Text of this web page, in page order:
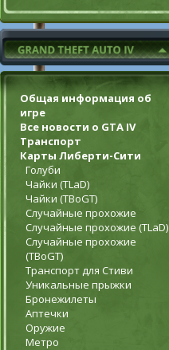
Общая информация об
игре
Все новости о GTA IV
Транспорт
Карты Либерти-Сити
Голуби
Чайки (TLaD)
Чайки (TBoGT)
Случайные прохожие
Случайные прохожие (TLaD)
Случайные прохожие
(TBoGT)
Транспорт для Стиви
Уникальные прыжки
Бронежилеты
Аптечки
Оружие
Метро